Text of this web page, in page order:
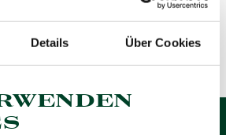
Details Über Cookies
KEINE ERGEBNISSE
GEFUNDEN.
1 von 1